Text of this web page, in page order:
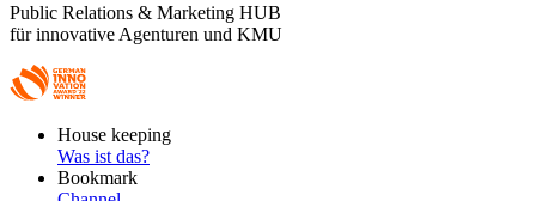
Public Relations & Marketing HUB
für innovative Agenturen und KMU
FooterHouse keeping
Was ist das?
Bookmark